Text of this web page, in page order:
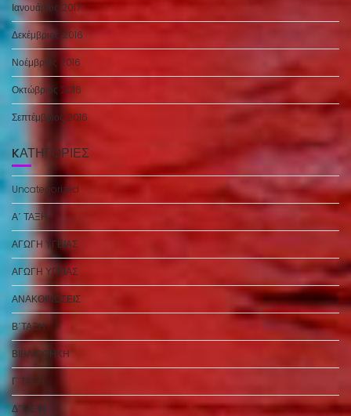
Ιανουάριος 2017
Δεκέμβριος 2016
Νοέμβριος 2016
Οκτώβριος 2016
Σεπτέμβριος 2016
KΑΤΗΓΟΡΊΕΣ
Uncategorized
Α΄ ΤΑΞΗ
ΑΓΩΓΗ ΥΓΕΙΑΣ
ΑΓΩΓΗ ΥΓΕΙΑΣ
ΑΝΑΚΟΙΝΩΣΕΙΣ
Β΄ΤΑΞΗ
ΒΙΒΛΙΟΘΗΚΗ
Γ΄ΤΑΞΗ
Δ΄ΤΑΞΗ